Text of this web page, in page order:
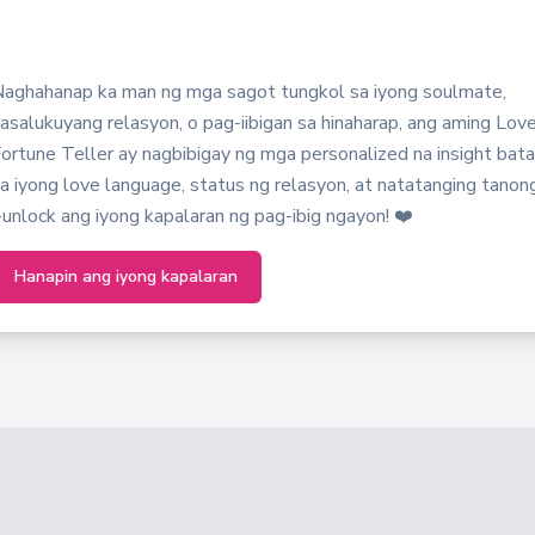
ka man ng mga sagot tungkol sa iyong soulmate,
relasyon, o pag-iibigan sa hinaharap, ang aming Love
Teller ay nagbibigay ng mga personalized na insight
iyong love language, status ng relasyon, at natatanging
ang iyong kapalaran ng pag-ibig ngayon! ❤️
Hanapin ang iyong kapalaran